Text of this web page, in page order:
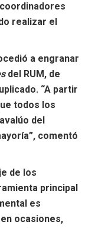
realizar el
a engranar
del RUM, de
“A partir
todos los
del
comentó
de los
principal
es
ocasiones,